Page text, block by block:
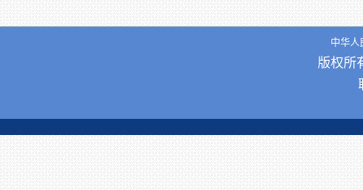
中华人
版权所